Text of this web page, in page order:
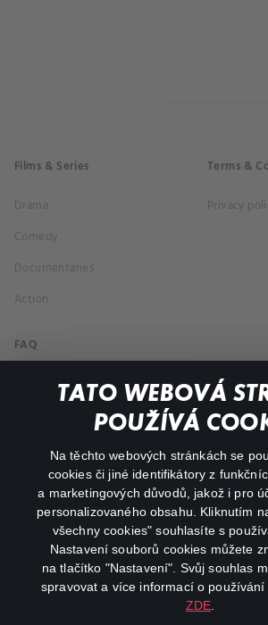
TATO WEBOVÁ
POUŽÍVÁ
Na těchto webových stránkách se
cookies či jiné identifikátory z
a marketingových důvodů, jakož i pro
personalizovaného obsahu. Kliknutím
všechny cookies" souhlasíte s
Nastavení souborů cookies můžete
na tlačítko "Nastavení". Svůj souhlas
spravovat a více informací o
ZDE
Films & Series
Drama
Comedy
Documentaries
Action
Terms &
Privacy
FAQ
My profile
facebook
youtube